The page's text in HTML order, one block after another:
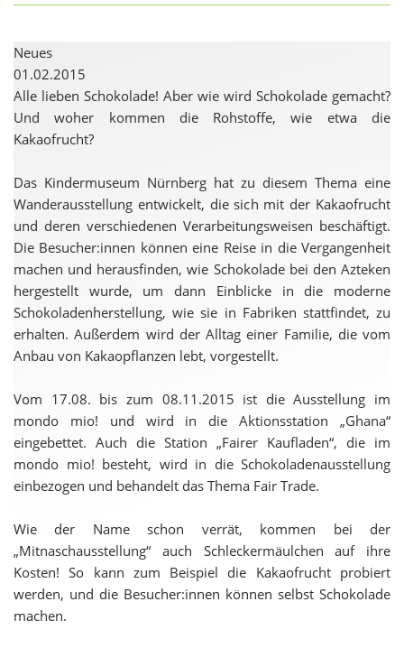
Neues
01.02.2015
Alle lieben Schokolade! Aber wie wird Schokolade gemacht?
Und woher kommen die Rohstoffe, wie etwa die
Kakaofrucht?
Das Kindermuseum Nürnberg hat zu diesem Thema eine
Wanderausstellung entwickelt, die sich mit der Kakaofrucht
und deren verschiedenen Verarbeitungsweisen beschäftigt.
Die Besucher:innen können eine Reise in die Vergangenheit
machen und herausfinden, wie Schokolade bei den Azteken
hergestellt wurde, um dann Einblicke in die moderne
Schokoladenherstellung, wie sie in Fabriken stattfindet, zu
erhalten. Außerdem wird der Alltag einer Familie, die vom
Anbau von Kakaopflanzen lebt, vorgestellt.
Vom 17.08. bis zum 08.11.2015 ist die Ausstellung im
mondo mio! und wird in die Aktionsstation „Ghana“
eingebettet. Auch die Station „Fairer Kaufladen“, die im
mondo mio! besteht, wird in die Schokoladenausstellung
einbezogen und behandelt das Thema Fair Trade.
Wie der Name schon verrät, kommen bei der
„Mitnaschausstellung“ auch Schleckermäulchen auf ihre
Kosten! So kann zum Beispiel die Kakaofrucht probiert
werden, und die Besucher:innen können selbst Schokolade
machen.